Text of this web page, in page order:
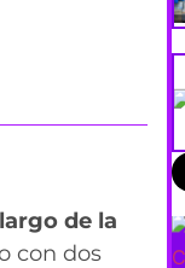
de la
con dos